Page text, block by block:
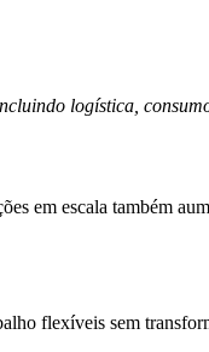
logística,
em escala também
flexíveis sem